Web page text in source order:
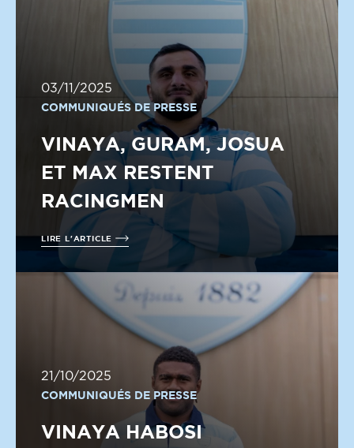
03/11/2025
COMMUNIQUÉS DE PRESSE
VINAYA, GURAM, JOSUA
ET MAX RESTENT
RACINGMEN
LIRE L'ARTICLE
21/10/2025
COMMUNIQUÉS DE PRESSE
VINAYA HABOSI